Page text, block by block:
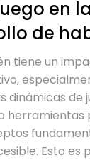
en
de
tiene un
dinámicas de
herramientas
Esto es